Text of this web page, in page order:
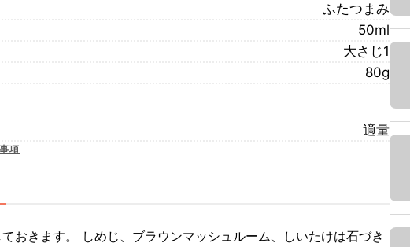
ふたつまみ
50ml
大さじ1
80g
適量
項
おきます。 しめじ、ブラウンマッシュルーム、しいたけは石づき